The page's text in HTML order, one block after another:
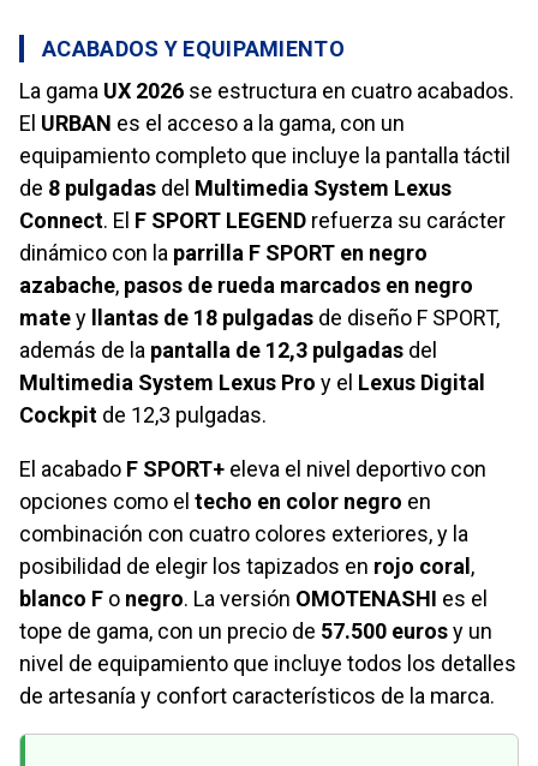
ACABADOS Y EQUIPAMIENTO
La gama UX 2026 se estructura en cuatro acabados.
El URBAN es el acceso a la gama, con un
equipamiento completo que incluye la pantalla táctil
de 8 pulgadas del Multimedia System Lexus
Connect. El F SPORT LEGEND refuerza su carácter
dinámico con la parrilla F SPORT en negro
azabache, pasos de rueda marcados en negro
matey llantas de 18 pulgadas de diseño F SPORT,
además de la pantalla de 12,3 pulgadas del
Multimedia System Lexus Pro y el Lexus Digital
Cockpit de 12,3 pulgadas.
El acabado F SPORT+ eleva el nivel deportivo con
opciones como el techo en color negro en
combinación con cuatro colores exteriores, y la
posibilidad de elegir los tapizados en rojo coral ,
blanco F o negro. La versión OMOTENASHI es el
tope de gama, con un precio de 57.500 eurosy un
nivel de equipamiento que incluye todos los detalles
de artesanía y confort característicos de la marca.